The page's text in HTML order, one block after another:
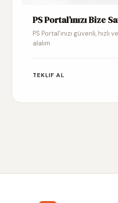
PS Portal’ınızı Bize
PS Portal’ınızı güvenli, hızlı
alalım
TEKLIF AL